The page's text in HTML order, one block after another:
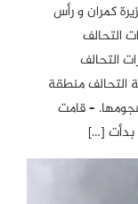
كمران و رأس
طائرات التحالف
لطائرات التحالف
التحالف منطقة
قذيفة في هجومها. – قامت
بدأت […]